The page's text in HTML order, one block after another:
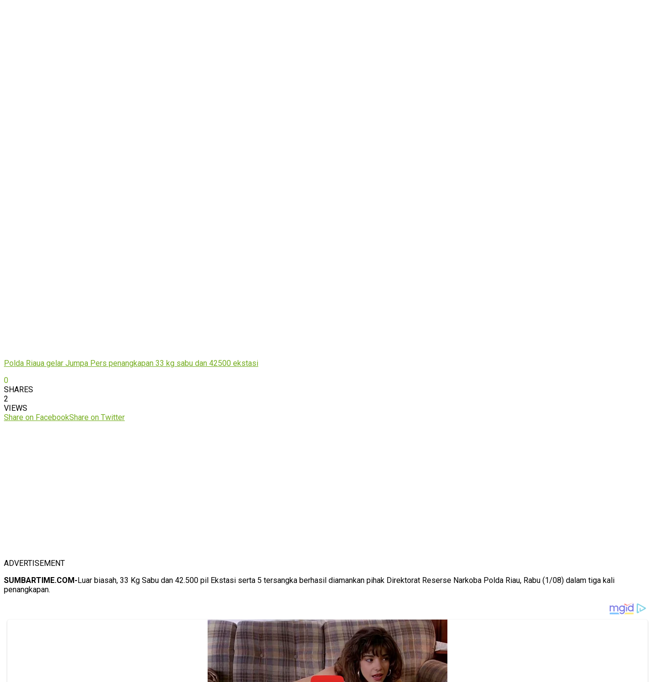
Polda Riaua gelar Jumpa Pers penangkapan 33 kg sabu dan 42500 ekstasi
0
SHARES
2
VIEWS
Share on FacebookShare on Twitter
ADVERTISEMENT
SUMBARTIME.COM-Luar biasah, 33 Kg Sabu dan 42.500 pil Ekstasi serta 5 tersangka berhasil diamankan pihak Direktorat Reserse Narkoba Polda Riau, Rabu (1/08) dalam tiga kali
penangkapan.